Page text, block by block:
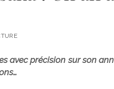
avec précision sur son